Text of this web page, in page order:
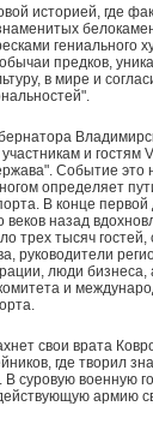
историей, где
гениального
предков,
в мире и
и гостям
Событие это
определяет
В конце первой
веков назад
трех тысяч
руководители
люди бизнеса,
и
свои врата
где творил
. В суровую военную
армию